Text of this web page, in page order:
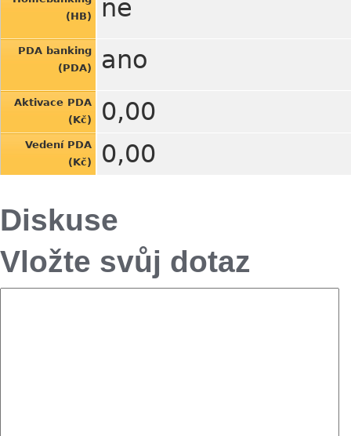
(HB)
ne
PDA banking
(PDA)
ano
Aktivace PDA
(Kč)
0,00
Vedení PDA
(Kč)
0,00
Diskuse
Vložte svůj dotaz